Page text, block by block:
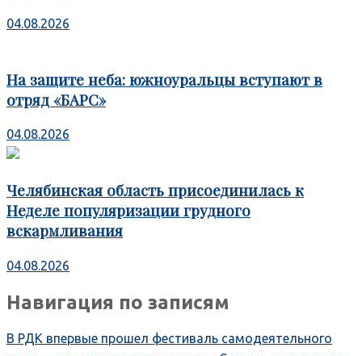
04.08.2026
На защите неба: южноуральцы вступают в
отряд «БАРС»
04.08.2026
Челябинская область присоединилась к
Неделе популяризации грудного
вскармливания
04.08.2026
Навигация по записям
В РДК впервые прошел фестиваль самодеятельного